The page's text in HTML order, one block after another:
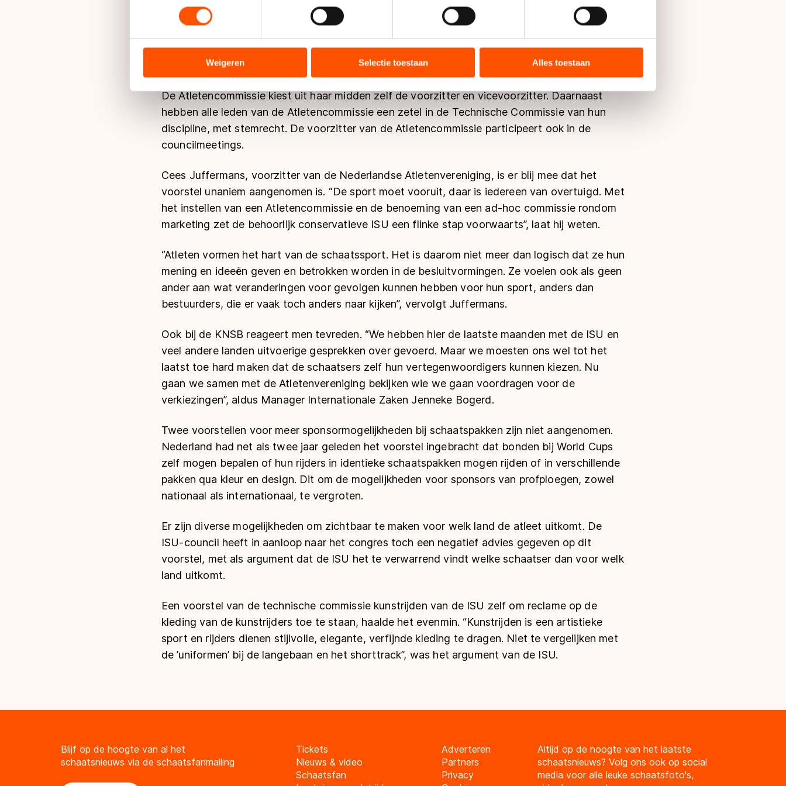
toestemming op elk moment wijzigen of intrekken in de Cookieverklaring.
analyseren. We delen informatie over uw gebruik van onze site met onze partners voor social media, advertenties en
analyse. Zij kunnen deze combineren met andere gegevens die u aan hen heeft verstrekt of die zij hebben verzameld via
hun services. Sommige partners kunnen gegevens doorgeven aan landen buiten de EU, zoals de VS, waar mogelijk geen
adequaat beschermingsniveau geldt volgens de GDPR. Door op ‘Toestaan’ te klikken, stemt u in met deze overdracht.
Weigeren Selectie toestaan Alles toestaan
De Atletencommissie zal bestaan uit vijf atleten, waarvan uit elke ISU-discipline één atleet
uitgekomen in een ISU-evenement. Tijdens de WK’s in 2017 stemmen de deelnemende
schaatsers op een atleet in hun discipline, waarbij de ex-atleet met de meeste stemmen wint.
De Atletencommissie kiest uit haar midden zelf de voorzitter en vicevoorzitter. Daarnaast
hebben alle leden van de Atletencommissie een zetel in de Technische Commissie van hun
discipline, met stemrecht. De voorzitter van de Atletencommissie participeert ook in de
councilmeetings.
Cees Juffermans, voorzitter van de Nederlandse Atletenvereniging, is er blij mee dat het
voorstel unaniem aangenomen is. “De sport moet vooruit, daar is iedereen van overtuigd. Met
het instellen van een Atletencommissie en de benoeming van een ad-hoc commissie rondom
marketing zet de behoorlijk conservatieve ISU een flinke stap voorwaarts”, laat hij weten.
“Atleten vormen het hart van de schaatssport. Het is daarom niet meer dan logisch dat ze hun
mening en ideeën geven en betrokken worden in de besluitvormingen. Ze voelen ook als geen
ander aan wat veranderingen voor gevolgen kunnen hebben voor hun sport, anders dan
bestuurders, die er vaak toch anders naar kijken”, vervolgt Juffermans.
Ook bij de KNSB reageert men tevreden. “We hebben hier de laatste maanden met de ISU en
veel andere landen uitvoerige gesprekken over gevoerd. Maar we moesten ons wel tot het
laatst toe hard maken dat de schaatsers zelf hun vertegenwoordigers kunnen kiezen. Nu
gaan we samen met de Atletenvereniging bekijken wie we gaan voordragen voor de
verkiezingen”, aldus Manager Internationale Zaken Jenneke Bogerd.
Twee voorstellen voor meer sponsormogelijkheden bij schaatspakken zijn niet aangenomen.
Nederland had net als twee jaar geleden het voorstel ingebracht dat bonden bij World Cups
zelf mogen bepalen of hun rijders in identieke schaatspakken mogen rijden of in verschillende
pakken qua kleur en design. Dit om de mogelijkheden voor sponsors van profploegen, zowel
nationaal als internationaal, te vergroten.
Er zijn diverse mogelijkheden om zichtbaar te maken voor welk land de atleet uitkomt. De
ISU-council heeft in aanloop naar het congres toch een negatief advies gegeven op dit
voorstel, met als argument dat de ISU het te verwarrend vindt welke schaatser dan voor welk
land uitkomt.
Een voorstel van de technische commissie kunstrijden van de ISU zelf om reclame op de
kleding van de kunstrijders toe te staan, haalde het evenmin. “Kunstrijden is een artistieke
sport en rijders dienen stijlvolle, elegante, verfijnde kleding te dragen. Niet te vergelijken met
de ’uniformen’ bij de langebaan en het shorttrack”, was het argument van de ISU.
Blijf op de hoogte van al het
schaatsnieuws via de schaatsfanmailing
Tickets
Nieuws & video
Schaatsfan
Adverteren
Partners
Privacy
Altijd op de hoogte van het laatste
schaatsnieuws? Volg ons ook op social
media voor alle leuke schaatsfoto's,